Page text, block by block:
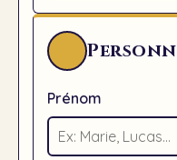
Prénom